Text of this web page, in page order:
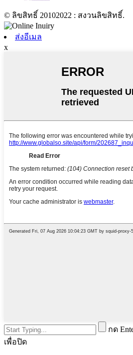
© ลิขสิทธิ์ 20102022 : สงวนลิขสิทธิ์.
ส่งอีเมล
x
กด
เพื่อปิด